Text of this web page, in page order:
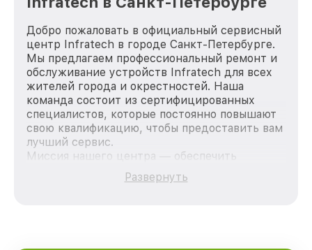
Добро пожаловать в официальный сервисный
центр Infratech в городе Санкт-Петербурге.
Мы предлагаем профессиональный ремонт и
обслуживание устройств Infratech для всех
жителей города и окрестностей. Наша
команда состоит из сертифицированных
специалистов, которые постоянно повышают
свою квалификацию, чтобы предоставить вам
лучший сервис.
Миссия нашего центра — обеспечить
качественный и доступный ремонт для
каждого пользователя продукции Infratech,
Развернуть